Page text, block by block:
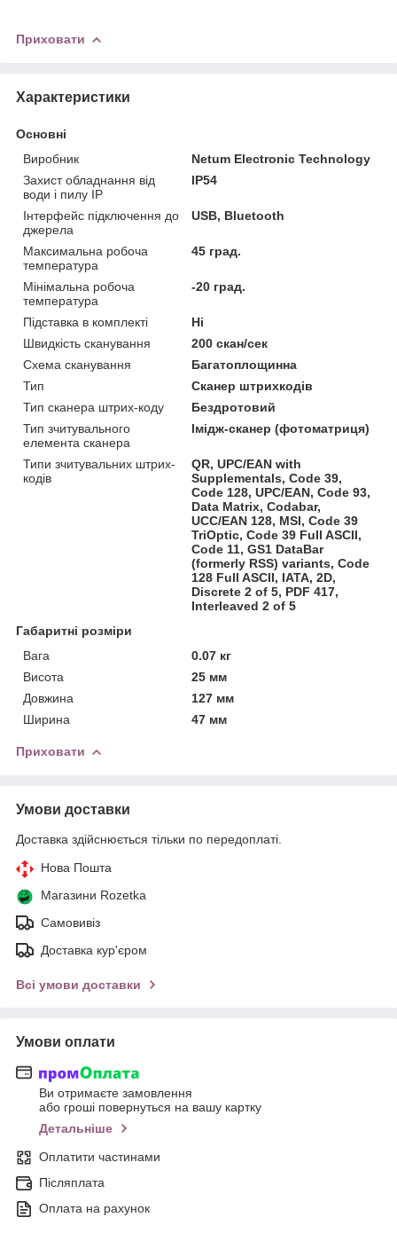
Приховати
Характеристики
Основні
Виробник
Netum Electronic Technology
Захист обладнання від
води і пилу IP
IP54
Інтерфейс підключення до
джерела
USB, Bluetooth
Максимальна робоча
температура
45 град.
Мінімальна робоча
температура
-20 град.
Підставка в комплекті
Ні
Швидкість сканування
200 скан/сек
Схема сканування
Багатоплощинна
Тип
Сканер штрихкодів
Тип сканера штрих-коду
Бездротовий
Тип зчитувального
елемента сканера
Імідж-сканер (фотоматриця)
Типи зчитувальних штрих-
кодів
QR, UPC/EAN with
Supplementals, Code 39,
Code 128, UPC/EAN, Code 93,
Data Matrix, Codabar,
UCC/EAN 128, MSI, Code 39
TriOptic, Code 39 Full ASCII,
Code 11, GS1 DataBar
(formerly RSS) variants, Code
128 Full ASCII, IATA, 2D,
Discrete 2 of 5, PDF 417,
Interleaved 2 of 5
Габаритні розміри
Вага
0.07 кг
Висота
25 мм
Довжина
127 мм
Ширина
47 мм
Приховати
Умови доставки
Доставка здійснюється тільки по передоплаті.
Нова Пошта
Магазини Rozetka
Самовивіз
Доставка кур'єром
Всі умови доставки
Умови оплати
Ви отримаєте замовлення
або гроші повернуться на вашу картку
Детальніше
Оплатити частинами
Післяплата
Оплата на рахунок